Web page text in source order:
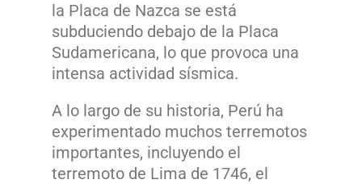
la Placa de Nazca se está
subduciendo debajo de la Placa
Sudamericana, lo que provoca una
intensa actividad sísmica.
A lo largo de su historia, Perú ha
experimentado muchos terremotos
importantes, incluyendo el
terremoto de Lima de 1746, el